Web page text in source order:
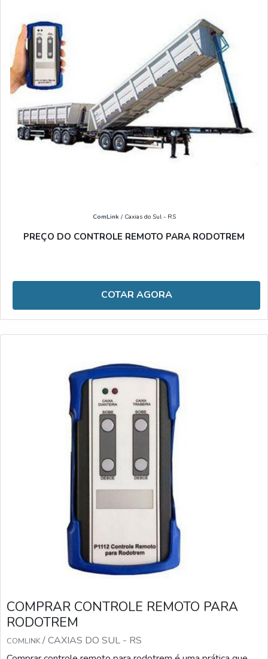
ComLink/ Caxias do Sul - RS
PREÇO DO CONTROLE REMOTO PARA RODOTREM
COTAR AGORA
COMPRAR CONTROLE REMOTO PARA
RODOTREM
COMLINK/ CAXIAS DO SUL - RS